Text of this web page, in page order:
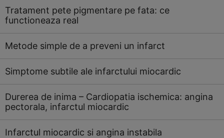
Tratament pete pigmentare pe fata: ce
functioneaza real
Metode simple de a preveni un infarct
Simptome subtile ale infarctului miocardic
Durerea de inima – Cardiopatia ischemica: angina
pectorala, infarctul miocardic
Infarctul miocardic si angina instabila